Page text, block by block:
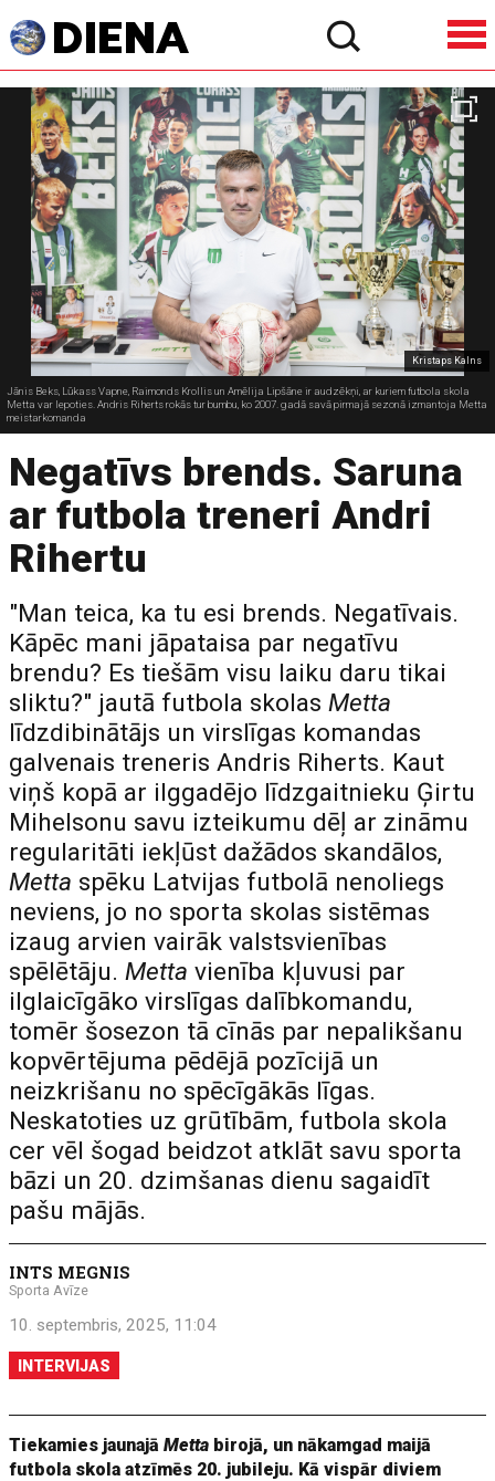
Kristaps Kalns
Jānis Beks, Lūkass Vapne, Raimonds Krollis un Amēlija Lipšāne ir audzēkņi, ar kuriem futbola skola
Metta var lepoties. Andris Riherts rokās tur bumbu, ko 2007. gadā savā pirmajā sezonā izmantoja Metta
meistarkomanda
Negatīvs brends. Saruna
ar futbola treneri Andri
Rihertu
"Man teica, ka tu esi brends. Negatīvais.
Kāpēc mani jāpataisa par negatīvu
brendu? Es tiešām visu laiku daru tikai
sliktu?" jautā futbola skolasMetta
līdzdibinātājs un virslīgas komandas
galvenais treneris Andris Riherts. Kaut
viņš kopā ar ilggadējo līdzgaitnieku Ģirtu
Mihelsonu savu izteikumu dēļ ar zināmu
regularitāti iekļūst dažādos skandālos,
Metta spēku Latvijas futbolā nenoliegs
neviens, jo no sporta skolas sistēmas
izaug arvien vairāk valstsvienības
spēlētāju.Metta vienība kļuvusi par
ilglaicīgāko virslīgas dalībkomandu,
tomēr šosezon tā cīnās par nepalikšanu
kopvērtējuma pēdējā pozīcijā un
neizkrišanu no spēcīgākās līgas.
Neskatoties uz grūtībām, futbola skola
cer vēl šogad beidzot atklāt savu sporta
bāzi un 20. dzimšanas dienu sagaidīt
pašu mājās.
INTS MEGNIS
Sporta Avīze
10. septembris, 2025, 11:04
INTERVIJAS
Tiekamies jaunajāMetta birojā, un nākamgad maijā
futbola skola atzīmēs 20. jubileju. Kā vispār diviem